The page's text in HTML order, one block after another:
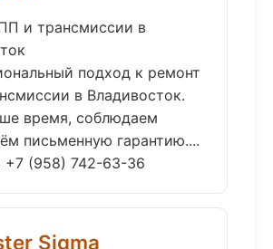
и трансмиссии в
подход к ремонт
в Владивосток.
время, соблюдаем
письменную гарантию....
+7 (958) 742-63-36
Sigma